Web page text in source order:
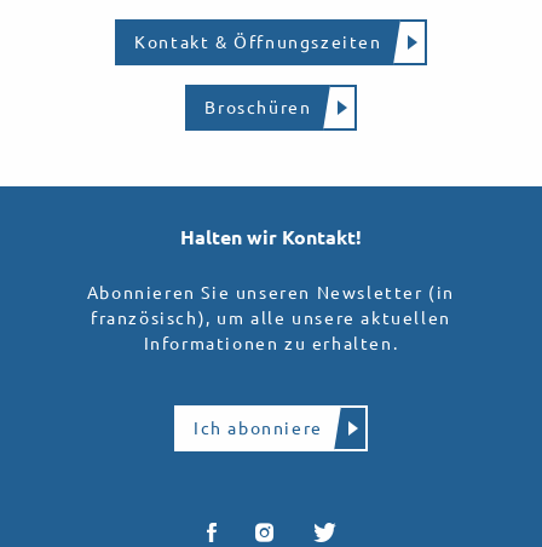
Kontakt & Öffnungszeiten
Broschüren
Halten wir Kontakt!
Abonnieren Sie unseren Newsletter (in
französisch), um alle unsere aktuellen
Informationen zu erhalten.
Ich abonniere